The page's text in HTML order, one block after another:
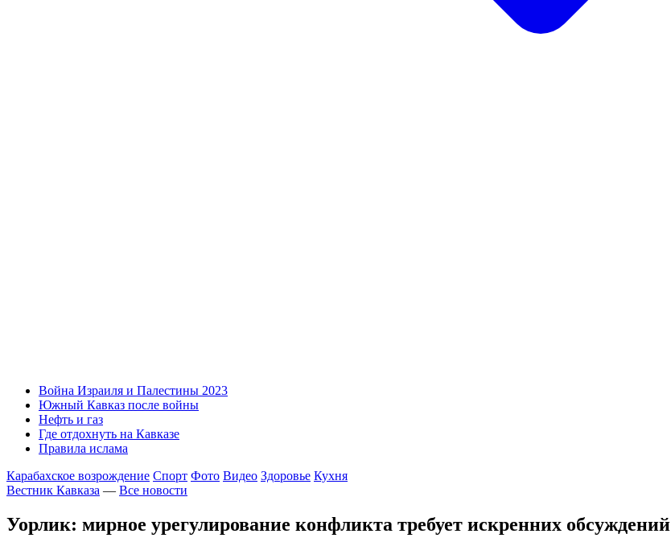
Война Израиля и Палестины 2023
Южный Кавказ после войны
Нефть и газ
Где отдохнуть на Кавказе
Правила ислама
Карабахское возрождение Спорт Фото Видео Здоровье Кухня
Вестник Кавказа — Все новости
Уорлик: мирное урегулирование конфликта требует искренних обсуждений